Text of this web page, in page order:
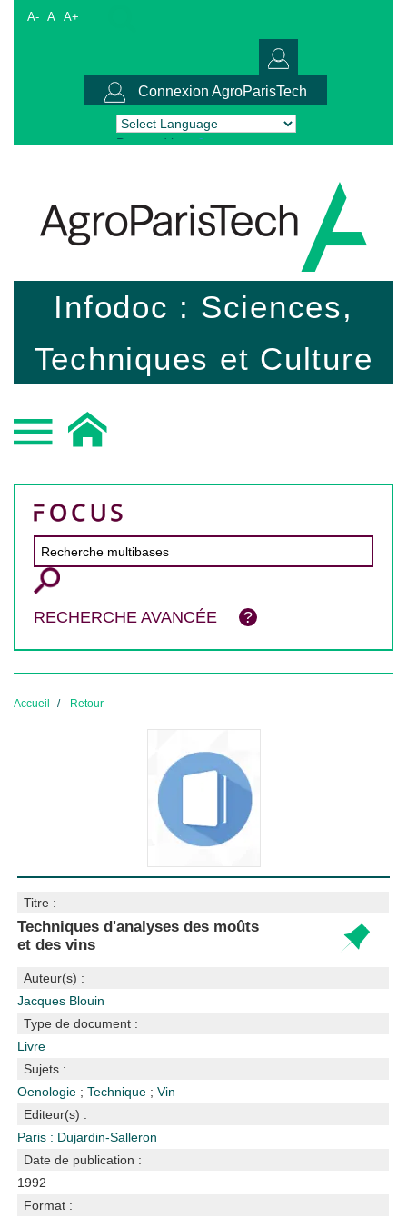
A- A A+
Connexion AgroParisTech
Powered by Translate
Infodoc : Sciences,
Techniques et Culture
RECHERCHE AVANCÉE
Accueil Retour
Titre :
Techniques d'analyses des moûts
et des vins
Auteur(s) :
Jacques Blouin
Type de document :
Livre
Sujets :
Oenologie ;Technique ;Vin
Editeur(s) :
Paris : Dujardin-Salleron
Date de publication :
1992
Format :